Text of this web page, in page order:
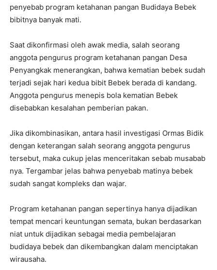
penyebab program ketahanan pangan Budidaya Bebek
bibitnya banyak mati.
Saat dikonfirmasi oleh awak media, salah seorang
anggota pengurus program ketahanan pangan Desa
Penyangkak menerangkan, bahwa kematian bebek sudah
terjadi sejak hari kedua bibit Bebek berada di kandang.
Anggota pengurus menepis bola kematian Bebek
disebabkan kesalahan pemberian pakan.
Jika dikombinasikan, antara hasil investigasi Ormas Bidik
dengan keterangan salah seorang anggota pengurus
tersebut, maka cukup jelas menceritakan sebab musabab
nya. Tergambar jelas bahwa penyebab matinya bebek
sudah sangat kompleks dan wajar.
Program ketahanan pangan sepertinya hanya dijadikan
tempat mencari keuntungan semata, bukan berdasarkan
niat untuk dijadikan sebagai media pembelajaran
budidaya bebek dan dikembangkan dalam menciptakan
wirausaha.